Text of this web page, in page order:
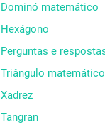
Dominó matemático
Hexágono
Perguntas e
Triângulo matemático
Xadrez
Tangran